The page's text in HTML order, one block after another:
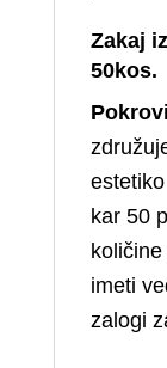
Zakaj
50kos.
kar 50
imeti
zalogi